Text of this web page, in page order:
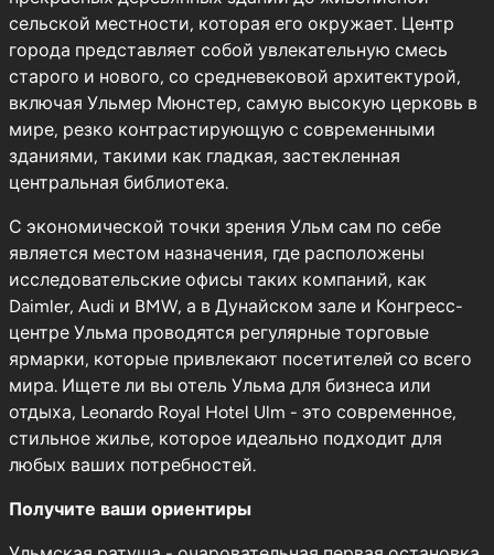
сельской местности, которая его окружает. Центр
города представляет собой увлекательную смесь
старого и нового, со средневековой архитектурой,
включая Ульмер Мюнстер, самую высокую церковь в
мире, резко контрастирующую с современными
зданиями, такими как гладкая, застекленная
центральная библиотека.
С экономической точки зрения Ульм сам по себе
является местом назначения, где расположены
исследовательские офисы таких компаний, как
Daimler, Audi и BMW, а в Дунайском зале и Конгресс-
центре Ульма проводятся регулярные торговые
ярмарки, которые привлекают посетителей со всего
мира. Ищете ли вы отель Ульма для бизнеса или
отдыха, Leonardo Royal Hotel Ulm - это современное,
стильное жилье, которое идеально подходит для
любых ваших потребностей.
Получите ваши ориентиры